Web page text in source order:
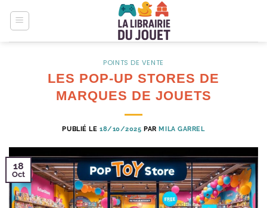
POINTS DE VENTE
LES POP-UP STORES DE
MARQUES DE JOUETS
PUBLIÉ LE 18/10/2025 PARMILA GARREL
18
Oct